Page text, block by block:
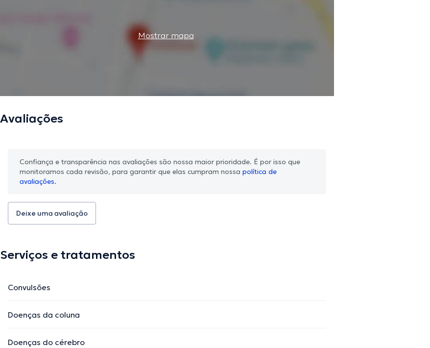
Mostrar mapa
Avaliações
Confiança e transparência nas avaliações são nossa maior prioridade. É por isso que
monitoramos cada revisão, para garantir que elas cumpram nossa política de
avaliações.
Deixe uma avaliação
Serviços e tratamentos
Convulsões
Doenças da coluna
Doenças do cérebro